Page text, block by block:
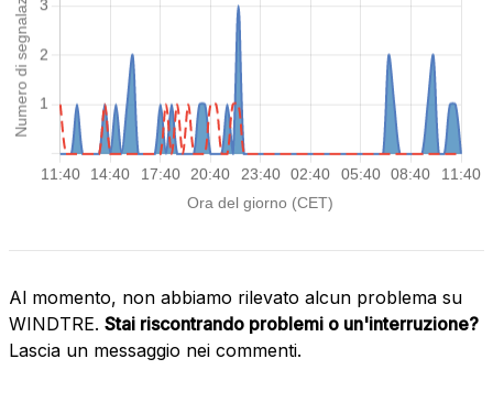
Al momento, non abbiamo rilevato alcun problema su
WINDTRE. Stai riscontrando problemi o un'interruzione?
Lascia un messaggio nei commenti.